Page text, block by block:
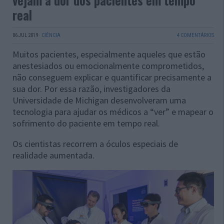
real
06 JUL 2019 · CIÊNCIA 4 COMENTÁRIOS
Muitos pacientes, especialmente aqueles que estão
anestesiados ou emocionalmente comprometidos,
não conseguem explicar e quantificar precisamente a
sua dor. Por essa razão, investigadores da
Universidade de Michigan desenvolveram uma
tecnologia para ajudar os médicos a “ver” e mapear o
sofrimento do paciente em tempo real.
Os cientistas recorrem a óculos especiais de
realidade aumentada.